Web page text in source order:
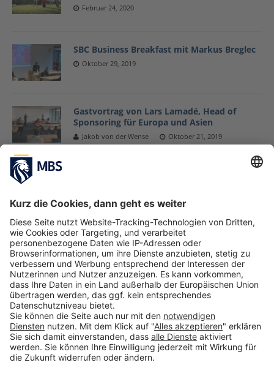
Februar 24, 2020
SBC Business Breakfast mit Markus Breglec
Oktober 29, 2019
Gastvortrag von Lars Lamadé, Head of
Sponsoring für Europa und Asien
Jakob von der Wense Oktober 21, 2019
Beratungsagentur für E-Sports & Gaming
SBC–Studierende besuchen die 85. Mercedes
Benz Social Media Night
März 1, 2019
1 2 »